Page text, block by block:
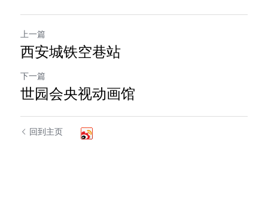
上一篇
西安城铁空巷站
下一篇
世园会央视动画馆
回到主页